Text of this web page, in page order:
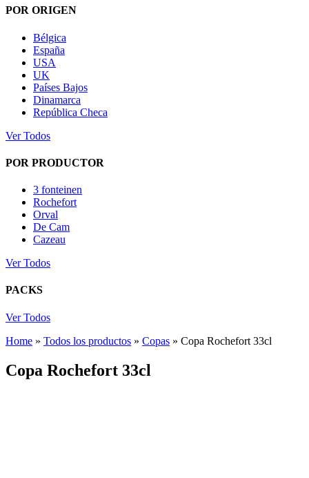
POR ORIGEN
Bélgica
España
USA
UK
Países Bajos
Dinamarca
República Checa
Ver Todos
POR PRODUCTOR
3 fonteinen
Rochefort
Orval
De Cam
Cazeau
Ver Todos
PACKS
Ver Todos
Home » Todos los productos » Copas » Copa Rochefort 33cl
Copa Rochefort 33cl